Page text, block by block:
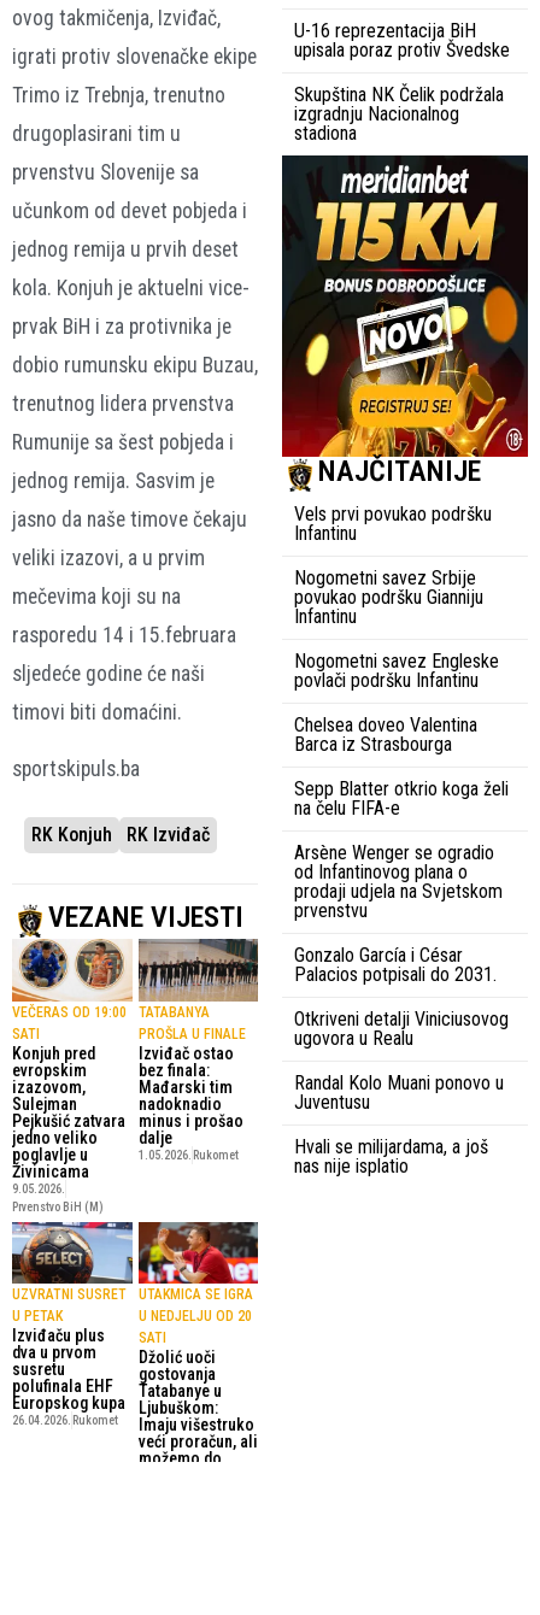
ovog takmičenja, Izviđač,
igrati protiv slovenačke ekipe
Trimo iz Trebnja, trenutno
drugoplasirani tim u
prvenstvu Slovenije sa
učunkom od devet pobjeda i
jednog remija u prvih deset
kola. Konjuh je aktuelni vice-
prvak BiH i za protivnika je
dobio rumunsku ekipu Buzau,
trenutnog lidera prvenstva
Rumunije sa šest pobjeda i
jednog remija. Sasvim je
jasno da naše timove čekaju
veliki izazovi, a u prvim
mečevima koji su na
rasporedu 14 i 15.februara
sljedeće godine će naši
timovi biti domaćini.
sportskipuls.ba
RK Konjuh RK Izviđač
VEZANE VIJESTI
VEČERAS OD 19:00
SATI
Konjuh pred
evropskim
izazovom,
Sulejman
Pejkušić zatvara
jedno veliko
poglavlje u
Živinicama
9.05.2026.
Prvenstvo BiH (M)
TATABANYA
PROŠLA U FINALE
Izviđač ostao
bez finala:
Mađarski tim
nadoknadio
minus i prošao
dalje
1.05.2026. Rukomet
UZVRATNI SUSRET
U PETAK
Izviđaču plus
dva u prvom
susretu
polufinala EHF
Europskog kupa
26.04.2026. Rukomet
UTAKMICA SE IGRA
U NEDJELJU OD 20
SATI
Džolić uoči
gostovanja
Tatabanye u
Ljubuškom:
Imaju višestruko
veći proračun, ali
možemo do
U-16 reprezentacija BiH
upisala poraz protiv Švedske
Skupština NK Čelik podržala
izgradnju Nacionalnog
stadiona
NAJČITANIJE
Vels prvi povukao podršku
Infantinu
Nogometni savez Srbije
povukao podršku Gianniju
Infantinu
Nogometni savez Engleske
povlači podršku Infantinu
Chelsea doveo Valentina
Barca iz Strasbourga
Sepp Blatter otkrio koga želi
na čelu FIFA-e
Arsène Wenger se ogradio
od Infantinovog plana o
prodaji udjela na Svjetskom
prvenstvu
Gonzalo García i César
Palacios potpisali do 2031.
Otkriveni detalji Viniciusovog
ugovora u Realu
Randal Kolo Muani ponovo u
Juventusu
Hvali se milijardama, a još
nas nije isplatio